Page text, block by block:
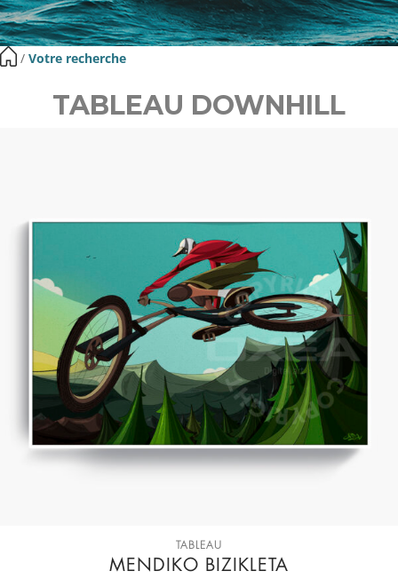
​ / Votre recherche
TABLEAU DOWNHILL
TABLEAU
MENDIKO BIZIKLETA